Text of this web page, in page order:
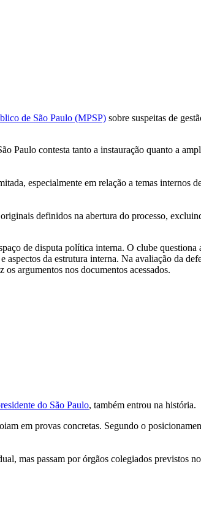
de São Paulo (MPSP) sobre suspeitas de
Paulo contesta tanto a instauração quanto a
especialmente em relação a temas internos
definidos na abertura do processo,
de disputa política interna. O clube questiona
da estrutura interna. Na avaliação da
argumentos nos documentos acessados.
do São Paulo, também entrou na história.
em provas concretas. Segundo o
mas passam por órgãos colegiados previstos